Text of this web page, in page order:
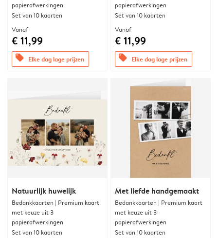
papierafwerkingen
Set van 10 kaarten
Vanaf
€ 11,99
offers Elke dag lage prijzen
papierafwerkingen
Set van 10 kaarten
Vanaf
€ 11,99
offers Elke dag lage prijzen
Natuurlijk huwelijk
Bedankkaarten | Premium kaart
met keuze uit 3
papierafwerkingen
Set van 10 kaarten
Met liefde handgemaakt
Bedankkaarten | Premium kaart
met keuze uit 3
papierafwerkingen
Set van 10 kaarten